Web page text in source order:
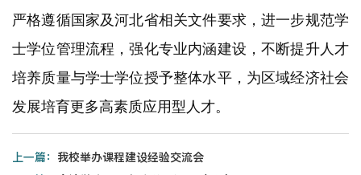
严格遵循国家及河北省相关文件要求，进一步规范学
士学位管理流程，强化专业内涵建设，不断提升人才
培养质量与学士学位授予整体水平，为区域经济社会
发展培育更多高素质应用型人才。
上一篇： 我校举办课程建设经验交流会